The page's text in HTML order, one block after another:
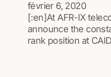
février 6, 2020
[:en]At AFR-IX
announce the
rank position at